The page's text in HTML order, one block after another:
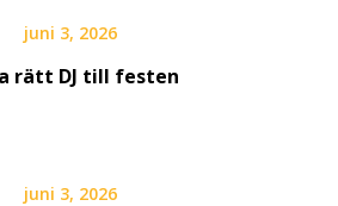
juni 3, 2026
rätt DJ till festen
juni 3, 2026